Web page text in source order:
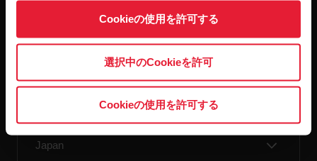
Cookieの使用を許可する
選択中のCookieを許可
Cookieの使用を許可する
最新情報をニュースレター
で
隔週ごとのニュースレターで、最新情報をキャッチ。
直接メールで受け取ることができます。